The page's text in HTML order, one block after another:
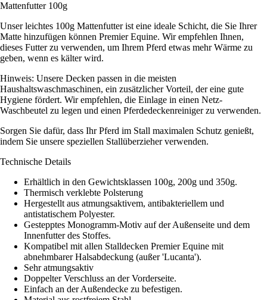
Mattenfutter 100g
Unser leichtes 100g Mattenfutter ist eine ideale Schicht, die Sie Ihrer
Matte hinzufügen können Premier Equine. Wir empfehlen Ihnen,
dieses Futter zu verwenden, um Ihrem Pferd etwas mehr Wärme zu
geben, wenn es kälter wird.
Hinweis: Unsere Decken passen in die meisten
Haushaltswaschmaschinen, ein zusätzlicher Vorteil, der eine gute
Hygiene fördert. Wir empfehlen, die Einlage in einen Netz-
Waschbeutel zu legen und einen Pferdedeckenreiniger zu verwenden.
Sorgen Sie dafür, dass Ihr Pferd im Stall maximalen Schutz genießt,
indem Sie unsere speziellen Stallüberzieher verwenden.
Technische Details
Erhältlich in den Gewichtsklassen 100g, 200g und 350g.
Thermisch verklebte Polsterung
Hergestellt aus atmungsaktivem, antibakteriellem und
antistatischem Polyester.
Gestepptes Monogramm-Motiv auf der Außenseite und dem
Innenfutter des Stoffes.
Kompatibel mit allen Stalldecken Premier Equine mit
abnehmbarer Halsabdeckung (außer 'Lucanta').
Sehr atmungsaktiv
Doppelter Verschluss an der Vorderseite.
Einfach an der Außendecke zu befestigen.